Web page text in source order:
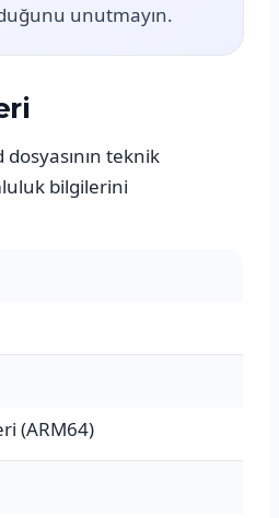
unutmayın.
teknik
bilgilerini
(ARM64)